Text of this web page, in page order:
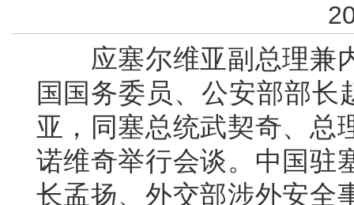
应塞尔维亚副总理兼内
国国务委员、公安部部
亚，同塞总统武契奇、总
诺维奇举行会谈。中国驻
长孟扬、外交部涉外安全